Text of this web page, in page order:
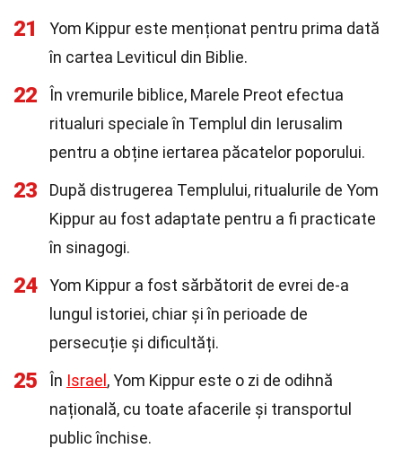
21
Yom Kippur este menționat pentru prima dată
în cartea Leviticul din Biblie.
22
În vremurile biblice, Marele Preot efectua
ritualuri speciale în Templul din Ierusalim
pentru a obține iertarea păcatelor poporului.
23
După distrugerea Templului, ritualurile de Yom
Kippur au fost adaptate pentru a fi practicate
în sinagogi.
24
Yom Kippur a fost sărbătorit de evrei de-a
lungul istoriei, chiar și în perioade de
persecuție și dificultăți.
25 În Israel , Yom Kippur este o zi de odihnă
națională, cu toate afacerile și transportul
public închise.